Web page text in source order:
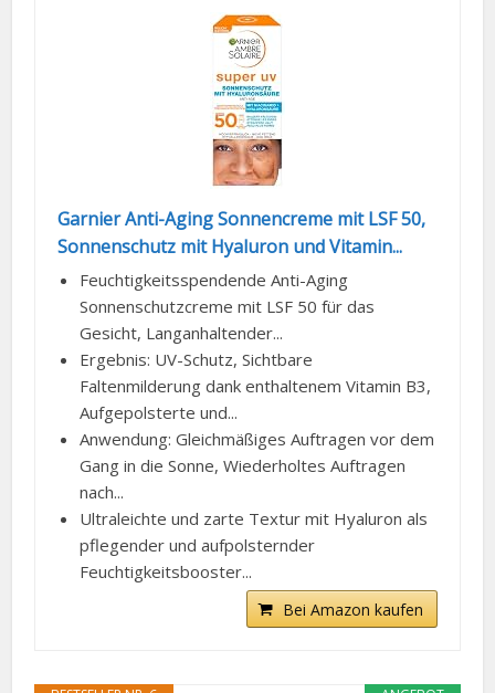
Garnier Anti-Aging Sonnencreme mit LSF 50,
Sonnenschutz mit Hyaluron und Vitamin...
Feuchtigkeitsspendende Anti-Aging
Sonnenschutzcreme mit LSF 50 für das
Gesicht, Langanhaltender...
Ergebnis: UV-Schutz, Sichtbare
Faltenmilderung dank enthaltenem Vitamin B3,
Aufgepolsterte und...
Anwendung: Gleichmäßiges Auftragen vor dem
Gang in die Sonne, Wiederholtes Auftragen
nach...
Ultraleichte und zarte Textur mit Hyaluron als
pflegender und aufpolsternder
Feuchtigkeitsbooster...
Bei Amazon kaufen